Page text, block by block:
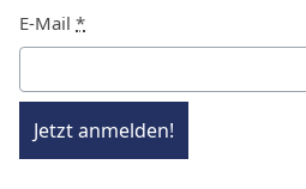
E-Mail *
Jetzt anmelden!